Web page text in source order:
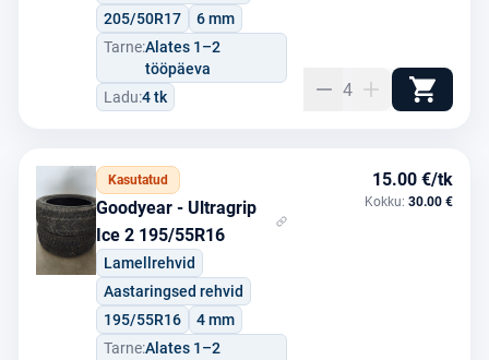
205/50R17
6 mm
Tarne:Alates 1–2
tööpäeva
Ladu:4 tk 4
Kasutatud
Goodyear - Ultragrip
Ice 2 195/55R16
Lamellrehvid
Aastaringsed rehvid
195/55R16
4 mm
Tarne:Alates 1–2
15.00 €/tk
Kokku: 30.00 €